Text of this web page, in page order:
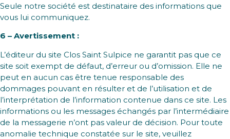
Seule notre société est destinataire des informations que
vous lui communiquez.
6 – Avertissement :
L’éditeur du site Clos Saint Sulpice ne garantit pas que ce
site soit exempt de défaut, d’erreur ou d’omission. Elle ne
peut en aucun cas être tenue responsable des
dommages pouvant en résulter et de l’utilisation et de
l’interprétation de l’information contenue dans ce site. Les
informations ou les messages échangés par l’intermédiaire
de la messagerie n’ont pas valeur de décision. Pour toute
anomalie technique constatée sur le site, veuillez